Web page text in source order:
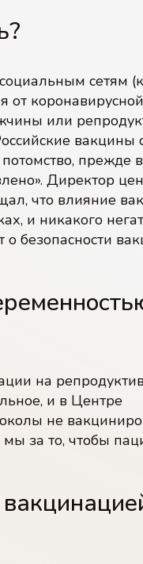
спермой ЭКО
сетям
от коронавирусной
или
вакцины
прежде
Директор
что влияние
и никакого
безопасности
на
и в Центре
не
за то, чтобы